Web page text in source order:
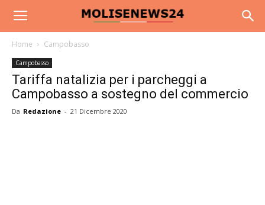
Home Campobasso
Campobasso
Tariffa natalizia per i parcheggi a
Campobasso a sostegno del commercio
Da Redazione - 21 Dicembre 2020